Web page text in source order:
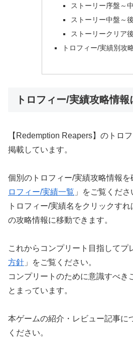
ストーリー序盤～
ストーリー中盤～
ストーリークリア後
トロフィー/実績別攻
トロフィー/実績攻略情報
【Redemption Reapers】のトロ
掲載しています。
個別のトロフィー/実績攻略情報を
ロフィー/実績一覧 」をご覧くださ
トロフィー/実績名をクリックす
の攻略情報に移動できます。
これからコンプリート目指してプ
方針 」をご覧ください。
コンプリートのために意識すべき
とまっています。
本ゲームの紹介・レビュー記事に
ください。